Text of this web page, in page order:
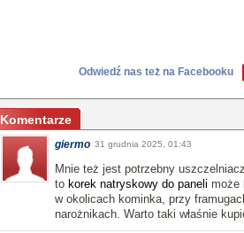
Odwiedź nas też na Facebooku
Komentarze
giermo 31 grudnia 2025, 01:43
Mnie też jest potrzebny
to korek natryskowy do paneli może
w okolicach kominka, przy
narożnikach. Warto taki właśnie